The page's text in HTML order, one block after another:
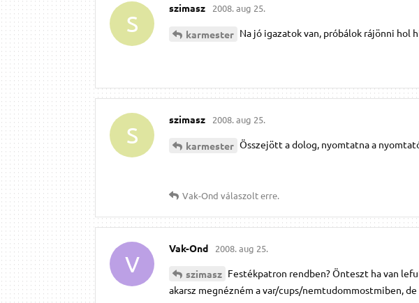
S
szimasz 2008. aug 25.
karmester Na jó igazatok van, próbálok rájönni hol
S
szimasz 2008. aug 25.
karmester Összejött a dolog, nyomtatna a
Vak-Ond válaszolt erre.
V
Vak-Ond 2008. aug 25.
szimasz Festékpatron rendben? Önteszt ha van
akarsz megnézném a var/cups/nemtudommostmiben,